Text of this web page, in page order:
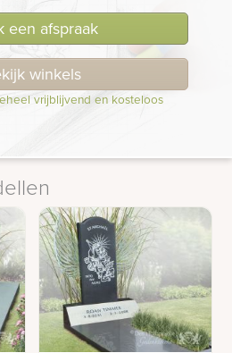
een afspraak
winkels
vrijblijvend en kosteloos